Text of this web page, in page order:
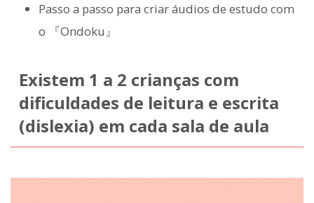
Passo a passo para criar áudios de estudo com
o 『Ondoku』
Existem 1 a 2 crianças com
dificuldades de leitura e escrita
(dislexia) em cada sala de aula